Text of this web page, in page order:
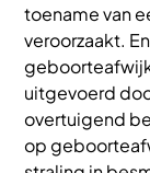
toename van
veroorzaakt.
uitgevoerd
overtuigend
op